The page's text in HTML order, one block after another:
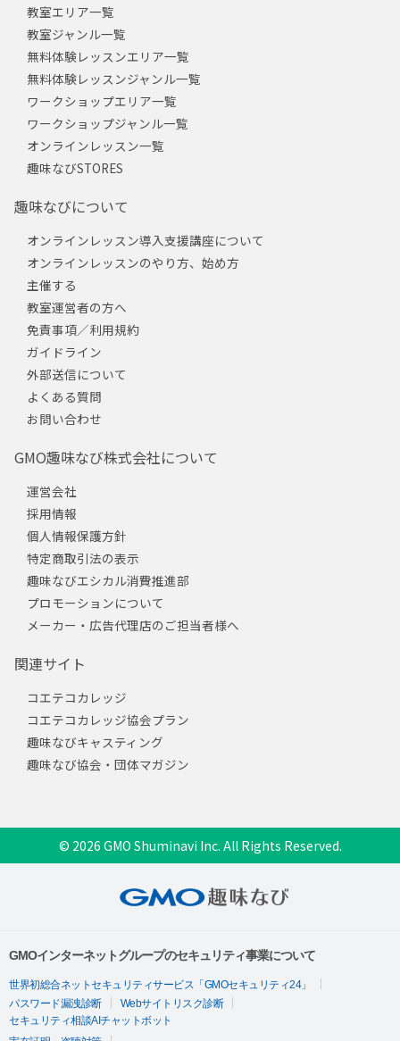
教室エリア一覧
教室ジャンル一覧
無料体験レッスンエリア一覧
無料体験レッスンジャンル一覧
ワークショップエリア一覧
ワークショップジャンル一覧
オンラインレッスン一覧
趣味なびSTORES
趣味なびについて
オンラインレッスン導入支援講座について
オンラインレッスンのやり方、始め方
主催する
教室運営者の方へ
免責事項／利用規約
ガイドライン
外部送信について
よくある質問
お問い合わせ
GMO趣味なび株式会社について
運営会社
採用情報
個人情報保護方針
特定商取引法の表示
趣味なびエシカル消費推進部
プロモーションについて
メーカー・広告代理店のご担当者様へ
関連サイト
コエテコカレッジ
コエテコカレッジ協会プラン
趣味なびキャスティング
趣味なび協会・団体マガジン
© 2026 GMO Shuminavi Inc. All Rights Reserved.